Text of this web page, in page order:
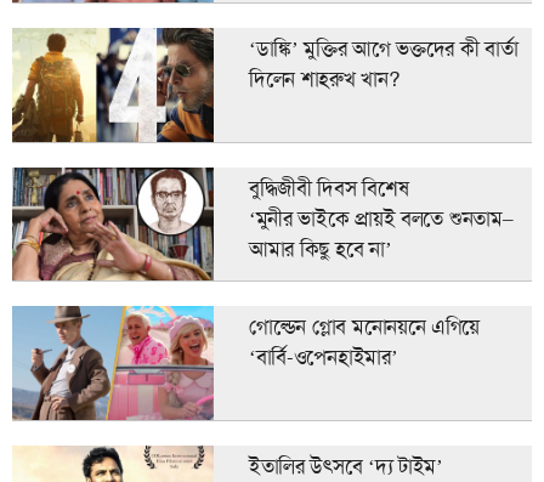
‘ডাঙ্কি’ মুক্তির আগে ভক্তদের কী বার্তা
দিলেন শাহরুখ খান?
বুদ্ধিজীবী দিবস বিশেষ
‘মুনীর ভাইকে প্রায়ই বলতে শুনতাম–
আমার কিছু হবে না’
গোল্ডেন গ্লোব মনোনয়নে এগিয়ে
‘বার্বি-ওপেনহাইমার’
ইতালির উৎসবে ‘দ্য টাইম’